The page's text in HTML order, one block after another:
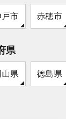
戸市 赤穂市
県
山県 徳島県